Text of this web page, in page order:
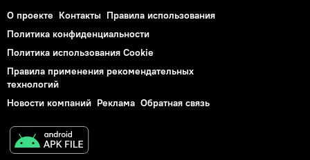
О проекте Контакты Правила использования
Политика конфиденциальности
Политика использования Cookie
Правила применения рекомендательных
технологий
Новости компаний Реклама Обратная связь